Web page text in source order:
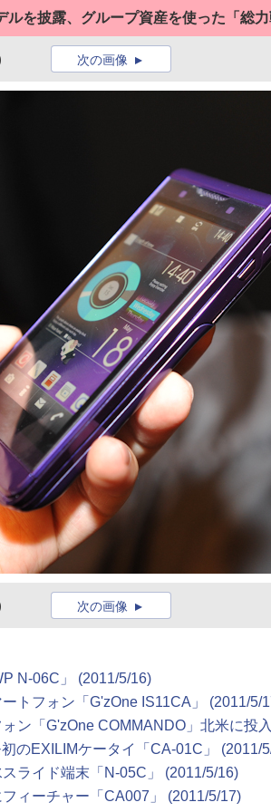
ルを披露、グループ資産を使った「総
次の画像
次の画像
N-06C」
(2011/5/16)
トフォン「G'zOne IS11CA」
(2011/5/
ン「G'zOne COMMANDO」北米に投入
のEXILIMケータイ「CA-01C」
(2011/
ライド端末「N-05C」
(2011/5/16)
ィーチャー「CA007」 (2011/5/17)